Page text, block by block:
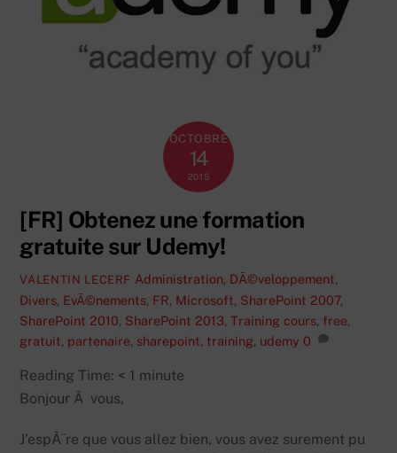
OCTOBRE
14
2015
[FR] Obtenez une formation
gratuite sur Udemy!
VALENTIN LECERF Administration, DÃ©veloppement,
Divers, EvÃ©nements, FR, Microsoft, SharePoint 2007,
SharePoint 2010, SharePoint 2013,Training cours, free,
gratuit, partenaire, sharepoint, training, udemy 0
Reading Time: < 1 minute
Bonjour Ã vous,
J’espÃ¨re que vous allez bien, vous avez surement pu